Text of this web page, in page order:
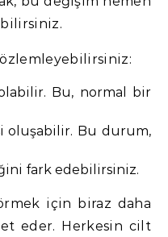
Bu, normal bir
oluşabilir. Bu durum,
fark edebilirsiniz.
için biraz daha
eder. Herkesin cilt